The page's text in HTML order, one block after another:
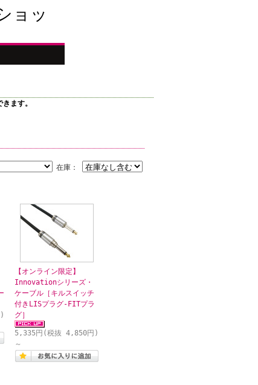
ョッ
ます。
在庫：
【オンライン限定】
Innovationシリーズ・
ケーブル［キルスイッチ
付きLISプラグ-FITプラ
グ］
5,335円(税抜 4,850円)
～